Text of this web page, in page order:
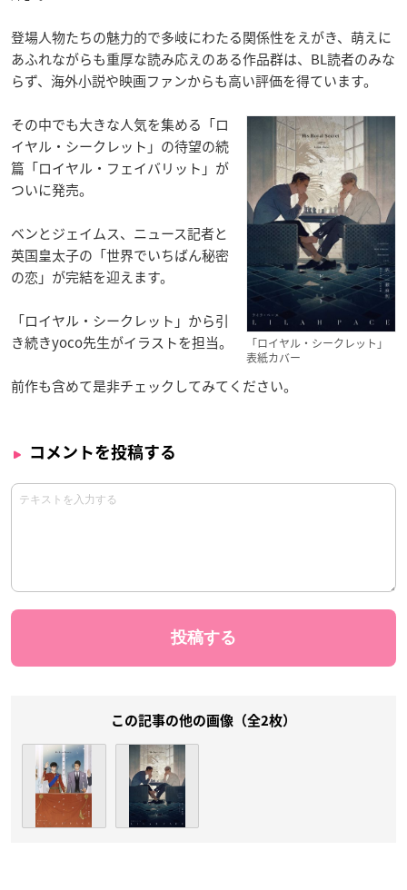
登場人物たちの魅力的で多岐にわたる関係性をえがき、萌えに
あふれながらも重厚な読み応えのある作品群は、BL読者のみな
らず、海外小説や映画ファンからも高い評価を得ています。
「ロイヤル・シークレット」
表紙カバー
その中でも大きな人気を集める「ロ
イヤル・シークレット」の待望の続
篇「ロイヤル・フェイバリット」が
ついに発売。
ベンとジェイムス、ニュース記者と
英国皇太子の「世界でいちばん秘密
の恋」が完結を迎えます。
「ロイヤル・シークレット」から引
き続きyoco先生がイラストを担当。
前作も含めて是非チェックしてみてください。
コメントを投稿する
この記事の他の画像（全2枚）